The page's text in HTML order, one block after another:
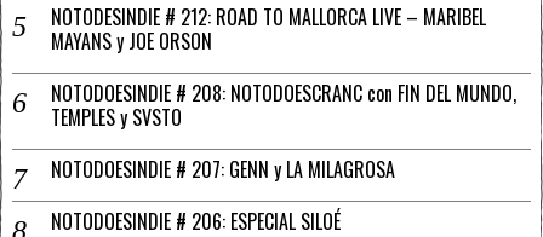
NOTODESINDIE # 212: ROAD TO MALLORCA LIVE – MARIBEL
MAYANS y JOE ORSON
NOTODOESINDIE # 208: NOTODOESCRANC con FIN DEL MUNDO,
TEMPLES y SVSTO
NOTODOESINDIE # 207: GENN y LA MILAGROSA
NOTODOESINDIE # 206: ESPECIAL SILOÉ